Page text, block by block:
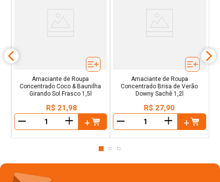
Amaciante de Roupa
Concentrado Coco & Baunilha
Girando Sol Frasco 1,5l
R$ 21,98
＋
Amaciante de Roupa
Concentrado Brisa de Verão
Downy Sachê 1,2l
R$ 27,90
＋